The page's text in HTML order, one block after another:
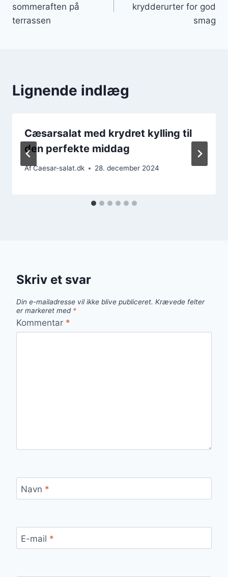
sommeraften på
terrassen
krydderurter for god
smag
Lignende indlæg
Cæsarsalat med krydret kylling til
den perfekte middag
AfCaesar-salat.dk 28. december 2024
Skriv et svar
Din e-mailadresse vil ikke blive publiceret. Krævede felter
er markeret med *
Kommentar *
Navn *
E-mail *